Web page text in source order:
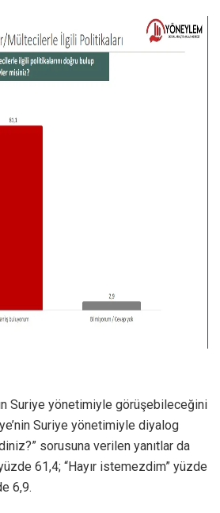
Suriye yönetimiyle görüşebileceğini
Suriye yönetimiyle diyalog
sorusuna verilen yanıtlar da
61,4; “Hayır istemezdim” yüzde
6,9.